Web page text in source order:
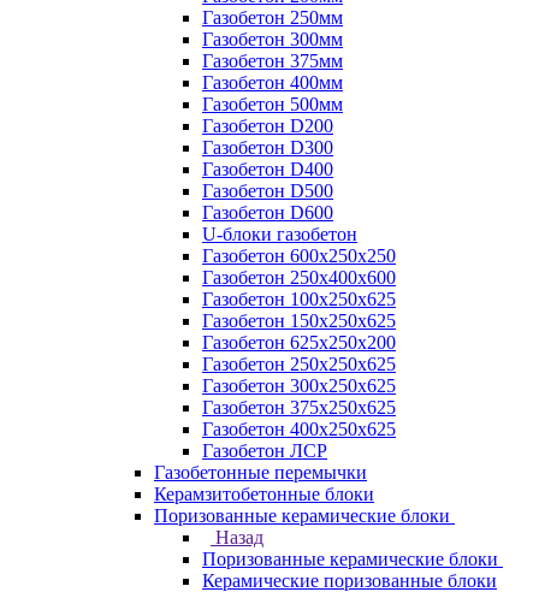
Газобетон 250мм
Газобетон 300мм
Газобетон 375мм
Газобетон 400мм
Газобетон 500мм
Газобетон D200
Газобетон D300
Газобетон D400
Газобетон D500
Газобетон D600
U-блоки газобетон
Газобетон 600x250x250
Газобетон 250x400x600
Газобетон 100х250х625
Газобетон 150х250х625
Газобетон 625х250х200
Газобетон 250х250х625
Газобетон 300х250х625
Газобетон 375х250х625
Газобетон 400х250х625
Газобетон ЛСР
Газобетонные перемычки
Керамзитобетонные блоки
Поризованные керамические блоки
Назад
Поризованные керамические блоки
Керамические поризованные блоки